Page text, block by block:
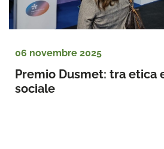
06 novembre 2025
Premio Dusmet: tra etica
sociale